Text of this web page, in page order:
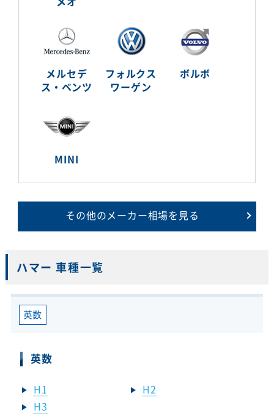
メルセデ
ス・ベンツ
フォルクス
ワーゲン
ボルボ
MINI
その他のメーカー相場を見る
ハマー 車種一覧
英数
英数
H1
H2
H3